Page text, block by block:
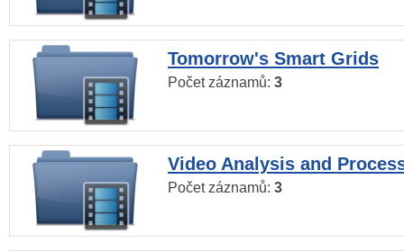
Tomorrow's Smart Grids
Počet záznamů: 3
Video Analysis and
Počet záznamů: 3